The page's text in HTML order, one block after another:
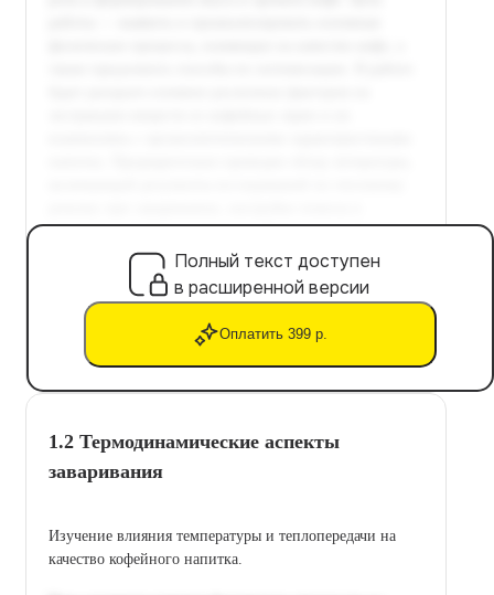
Полный текст доступен
в расширенной версии
Оплатить 399 р.
1.2 Термодинамические аспекты
заваривания
Изучение влияния температуры и теплопередачи на
качество кофейного напитка.